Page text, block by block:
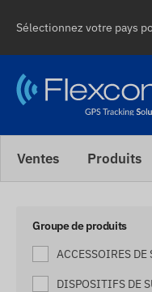
Sélectionnez votre pays
Ventes Produits
Groupe de produits
ACCESSOIRES
DISPOSITIFS DE